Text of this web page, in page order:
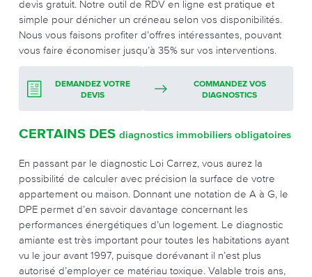
devis gratuit. Notre outil de RDV en ligne est pratique et
simple pour dénicher un créneau selon vos disponibilités.
Nous vous faisons profiter d’offres intéressantes, pouvant
vous faire économiser jusqu’à 35% sur vos interventions.
DEMANDEZ VOTRE
DEVIS
COMMANDEZ VOS
DIAGNOSTICS
CERTAINS DES diagnostics immobiliers obligatoires
En passant par le diagnostic Loi Carrez, vous aurez la
possibilité de calculer avec précision la surface de votre
appartement ou maison. Donnant une notation de A à G, le
DPE permet d’en savoir davantage concernant les
performances énergétiques d’un logement. Le diagnostic
amiante est très important pour toutes les habitations ayant
vu le jour avant 1997, puisque dorévanant il n’est plus
autorisé d’employer ce matériau toxique. Valable trois ans,